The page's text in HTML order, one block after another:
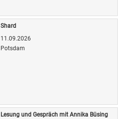
Shard
11.09.2026
Potsdam
Lesung und Gespräch mit Annika Büsing